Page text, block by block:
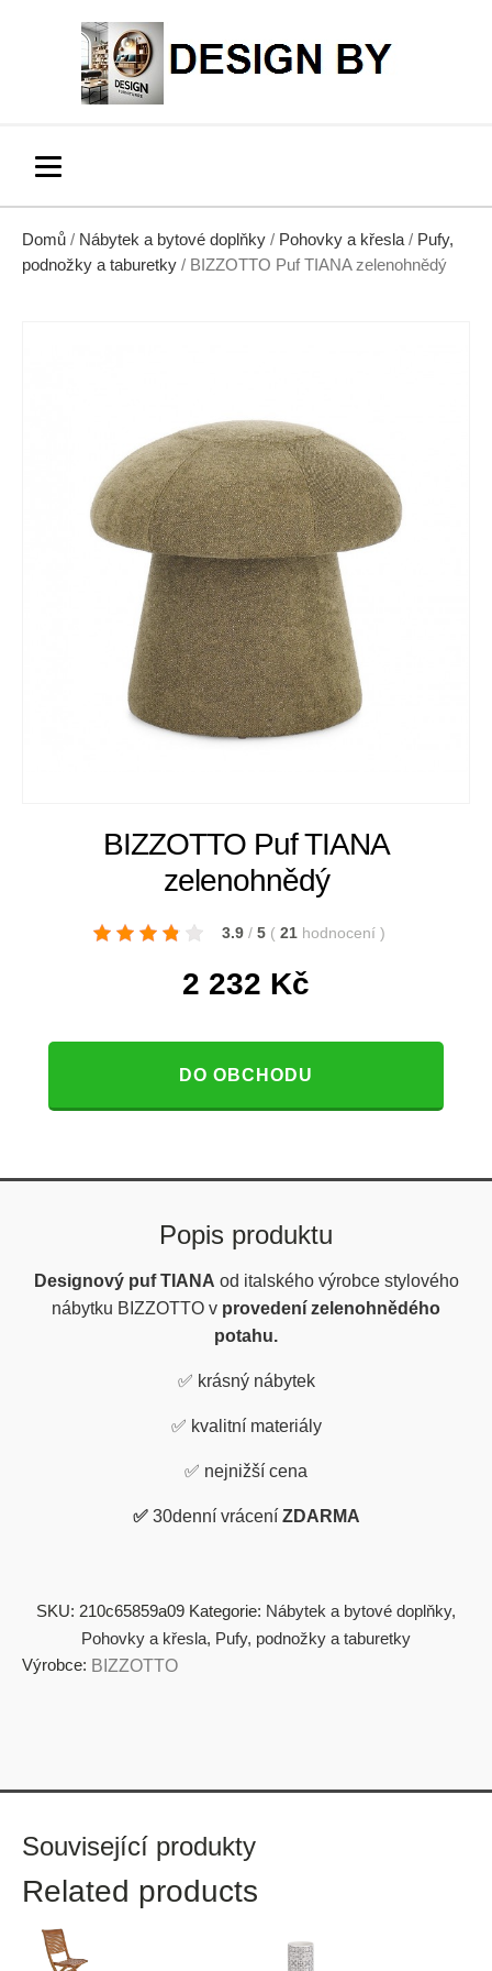
Domů / Nábytek a bytové doplňky / Pohovky a křesla / Pufy,
podnožky a taburetky / BIZZOTTO Puf TIANA zelenohnědý
BIZZOTTO Puf TIANA
zelenohnědý
3.9 / 5 ( 21 hodnocení )
2 232 Kč
DO OBCHODU
Popis produktu
Designový puf TIANA od italského výrobce stylového
nábytku BIZZOTTO v provedení zelenohnědého
potahu.
✅ krásný nábytek
✅ kvalitní materiály
✅ nejnižší cena
✅ 30denní vrácení ZDARMA
SKU: 210c65859a09 Kategorie: Nábytek a bytové doplňky,
Pohovky a křesla, Pufy, podnožky a taburetky
Výrobce: BIZZOTTO
Související produkty
Related products